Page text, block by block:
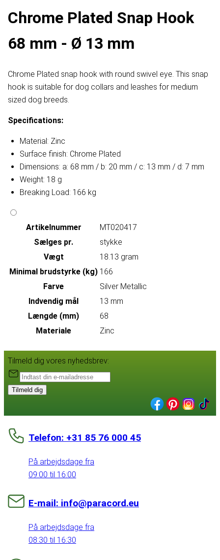
Chrome Plated Snap Hook
68 mm - Ø 13 mm
Chrome Plated snap hook with round swivel eye. This snap
hook is suitable for dog collars and leashes for medium
sized dog breeds.
Specifications:
Material: Zinc
Surface finish: Chrome Plated
Dimensions: a: 68 mm / b: 20 mm / c: 13 mm / d: 7 mm
Weight: 18 g
Breaking Load: 166 kg
Artikelnummer
MT020417
Sælges pr.
stykke
Vægt
18.13 gram
Minimal brudstyrke (kg) 166
Farve
Silver Metallic
Indvendig mål
13 mm
Længde (mm)
68
Materiale
Zinc
Tilmeld dig vores nyhedsbrev:
Tilmeld dig
Telefon: +31 85 76 000 45
På arbejdsdage fra
09:00 til 16:00
E-mail: info@paracord.eu
På arbejdsdage fra
08:30 til 16:30